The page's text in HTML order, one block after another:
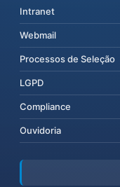
Intranet
Webmail
Processos de Seleção
LGPD
Compliance
Ouvidoria